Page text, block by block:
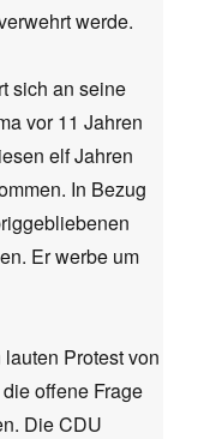
werde.
sich an seine
vor 11 Jahren
elf Jahren
In Bezug
Er werbe um
Protest von
offene Frage
Die CDU